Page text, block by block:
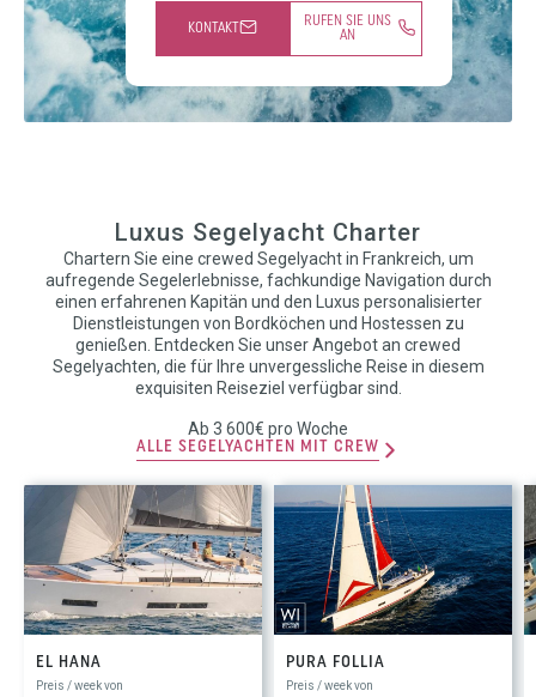
KONTAKT
RUFEN SIE UNS
AN
Luxus Segelyacht Charter
Chartern Sie eine crewed Segelyacht in Frankreich, um
aufregende Segelerlebnisse, fachkundige Navigation durch
einen erfahrenen Kapitän und den Luxus personalisierter
Dienstleistungen von Bordköchen und Hostessen zu
genießen. Entdecken Sie unser Angebot an crewed
Segelyachten, die für Ihre unvergessliche Reise in diesem
exquisiten Reiseziel verfügbar sind.
Ab 3 600€ pro Woche
ALLE SEGELYACHTEN MIT CREW
EL HANA
Preis / week von
PURA FOLLIA
Preis / week von